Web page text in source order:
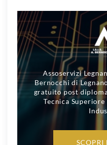
Assoservizi
Bernocchi di
gratuito post
Tecnica
SCOPRI